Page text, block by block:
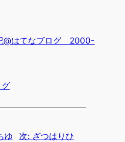
@はてなブログ 2000-
ゆ
次: ざつはりひ